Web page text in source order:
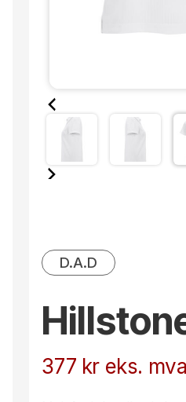
D.A.D
377 kr eks.